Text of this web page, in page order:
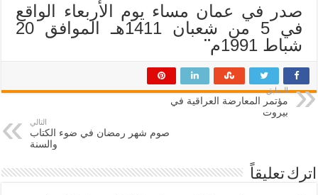
صدر في عمان مساء يوم الأربعاء الواقع
في 5 من شعبان 1411هـ الموافق 20
شباط 1991م
¨
السابق
مؤتمر المعارضة العراقية في
بيروت
التالي
صوم شهر رمضان في ضوء الكتاب
والسنة
اترك تعليقاً